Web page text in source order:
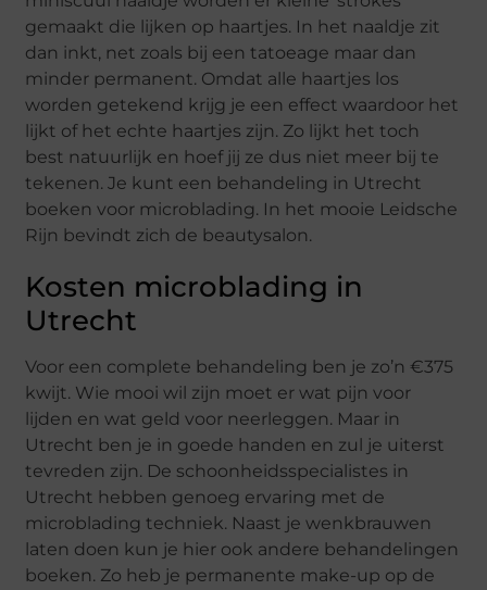
gemaakt die lijken op haartjes. In het naaldje zit
dan inkt, net zoals bij een tatoeage maar dan
minder permanent. Omdat alle haartjes los
worden getekend krijg je een effect waardoor het
lijkt of het echte haartjes zijn. Zo lijkt het toch
best natuurlijk en hoef jij ze dus niet meer bij te
tekenen. Je kunt een behandeling in Utrecht
boeken voor microblading. In het mooie Leidsche
Rijn bevindt zich de beautysalon.
Kosten microblading in
Utrecht
Voor een complete behandeling ben je zo’n €375
kwijt. Wie mooi wil zijn moet er wat pijn voor
lijden en wat geld voor neerleggen. Maar in
Utrecht ben je in goede handen en zul je uiterst
tevreden zijn. De schoonheidsspecialistes in
Utrecht hebben genoeg ervaring met de
microblading techniek. Naast je wenkbrauwen
laten doen kun je hier ook andere behandelingen
boeken. Zo heb je permanente make-up op de